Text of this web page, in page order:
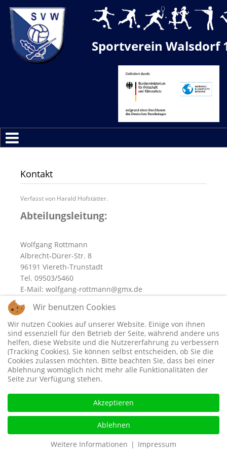
Sportverein Walsdorf
Kontakt
Verfasst von Harald Hofstätter.
Abteilungsleitung:
Wolfgang Rottmann
Albrecht-Dürer-Str. 8
96191 Viereth-Trunstadt
Tel. 09503/5460
E-Mail: wolfgang-rottmann@gmx.de
Wir benutzen Cookies
Wir nutzen Cookies auf unserer Website. Einige von ihnen
sind essenziell für den Betrieb der Seite, während andere uns
helfen, diese Website und die Nutzererfahrung zu verbessern
(Tracking Cookies). Sie können selbst entscheiden, ob Sie die
Cookies zulassen möchten. Bitte beachten Sie, dass bei einer
Ablehnung womöglich nicht mehr alle Funktionalitäten der
Seite zur Verfügung stehen.
Akzeptieren
Ablehnen
Weitere Informationen | Impressum